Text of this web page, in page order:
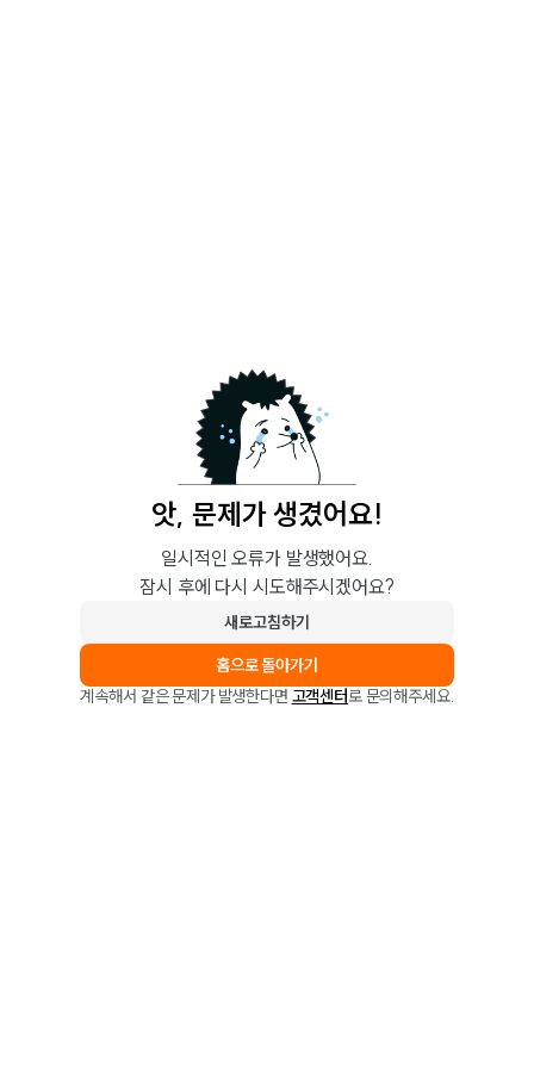
앗, 문제가 생겼어요!
일시적인 오류가 발생했어요.
잠시 후에 다시 시도해주시겠어요?
새로고침하기
홈으로 돌아가기
계속해서 같은 문제가 발생한다면 고객센터로 문의해주세요.